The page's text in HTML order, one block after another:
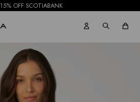
15% OFF SCOTIABANK
NOTIFICARME